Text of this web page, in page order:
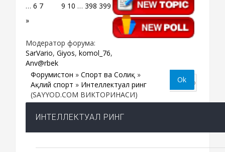
… 6 7 9 10 … 398 399
»
Модератор форума:
SarVario, Giyos, komol_76,
Anv@rbek
Форумистон » Спорт ва Соғлиқ »
Ақлий спорт » Интеллектуал ринг
(SAYYOD.COM ВИКТОРИНАСИ)
ИНТЕЛЛЕКТУАЛ РИНГ